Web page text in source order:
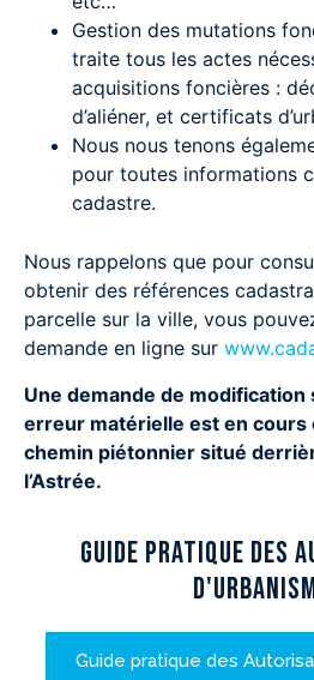
Gestion des mutations
traite tous les actes
acquisitions foncières :
d’aliéner, et certificats
Nous nous tenons
pour toutes informations
cadastre.
Nous rappelons que pour
obtenir des références
parcelle sur la ville, vous
demande en ligne sur
Une demande de
erreur matérielle est en cours
chemin piétonnier situé
l’Astrée.
Guide pratique des
Guide pratique des